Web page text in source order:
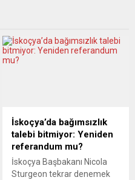
İskoçya’da bağımsızlık
talebi bitmiyor: Yeniden
referandum mu?
İskoçya Başbakanı Nicola
Sturgeon tekrar denemek